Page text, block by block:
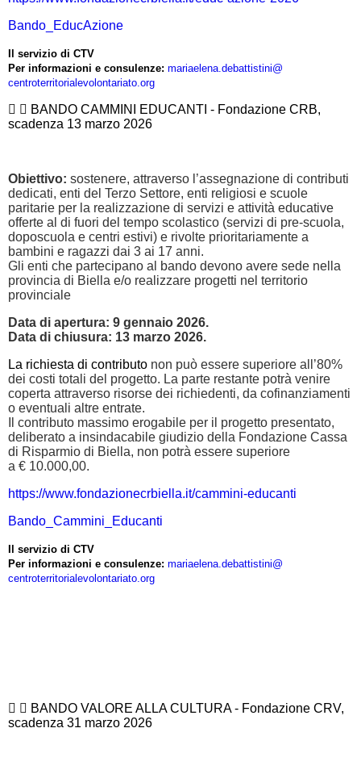
Bando_EducAzione
Il servizio di CTV
Per informazioni e consulenze: mariaelena.debattistini@
centroterritorialevolontariato .org
BANDO CAMMINI EDUCANTI - Fondazione CRB,
scadenza 13 marzo 2026
Obiettivo: sostenere, attraverso l’assegnazione di contributi
dedicati, enti del Terzo Settore, enti religiosi e scuole
paritarie per la realizzazione di servizi e attività educative
offerte al di fuori del tempo scolastico (servizi di pre-scuola,
doposcuola e centri estivi) e rivolte prioritariamente a
bambini e ragazzi dai 3 ai 17 anni.
Gli enti che partecipano al bando devono avere sede nella
provincia di Biella e/o realizzare progetti nel territorio
provinciale
Data di apertura: 9 gennaio 2026.
Data di chiusura: 13 marzo 2026.
La richiesta di contributo non può essere superiore all’80%
dei costi totali del progetto. La parte restante potrà venire
coperta attraverso risorse dei richiedenti, da cofinanziamenti
o eventuali altre entrate.
Il contributo massimo erogabile per il progetto presentato,
deliberato a insindacabile giudizio della Fondazione Cassa
di Risparmio di Biella, non potrà essere superiore
a € 10.000,00.
https://www.fondazionecrbiella.it/cammini-educanti
Bando_Cammini_Educanti
Il servizio di CTV
Per informazioni e consulenze: mariaelena.debattistini@
centroterritorialevolontariato .org
BANDO VALORE ALLA CULTURA - Fondazione CRV,
scadenza 31 marzo 2026